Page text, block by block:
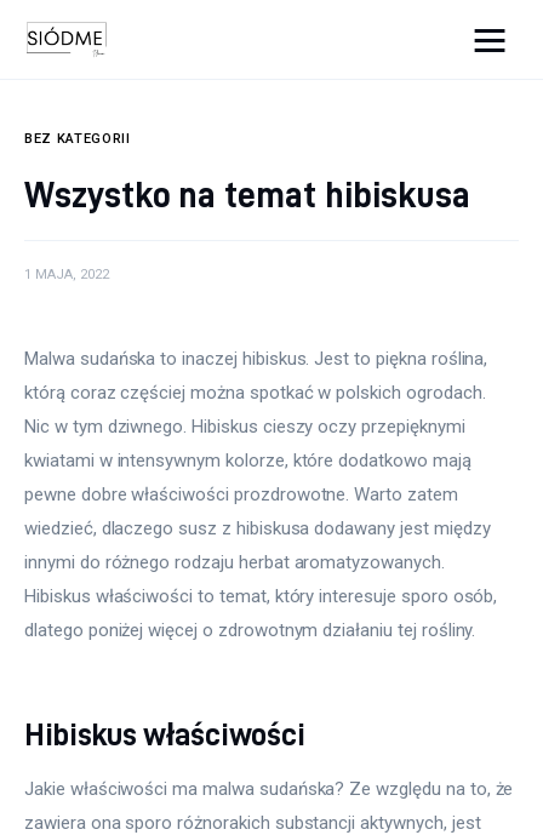
Edukacja
Dom i ogród
Więcej
BEZ KATEGORII
Wszystko na temat hibiskusa
1 MAJA, 2022
Malwa sudańska to inaczej hibiskus. Jest to piękna roślina,
którą coraz częściej można spotkać w polskich ogrodach.
Nic w tym dziwnego. Hibiskus cieszy oczy przepięknymi
kwiatami w intensywnym kolorze, które dodatkowo mają
pewne dobre właściwości prozdrowotne. Warto zatem
wiedzieć, dlaczego susz z hibiskusa dodawany jest między
innymi do różnego rodzaju herbat aromatyzowanych.
Hibiskus właściwości to temat, który interesuje sporo osób,
dlatego poniżej więcej o zdrowotnym działaniu tej rośliny.
Hibiskus właściwości
Jakie właściwości ma malwa sudańska? Ze względu na to, że
zawiera ona sporo różnorakich substancji aktywnych, jest